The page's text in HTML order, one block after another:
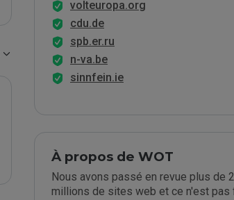
volteuropa.org
cdu.de
spb.er.ru
n-va.be
sinnfein.ie
À propos de WOT
Nous avons passé en revue plus de 2
millions de sites web et ce n'est pas